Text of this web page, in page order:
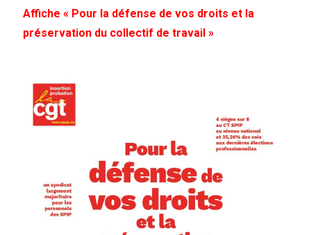
Affiche « Pour la défense de vos droits et la
préservation du collectif de travail »